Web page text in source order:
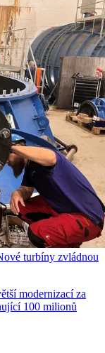
turbíny zvládnou
modernizací za
100 milionů